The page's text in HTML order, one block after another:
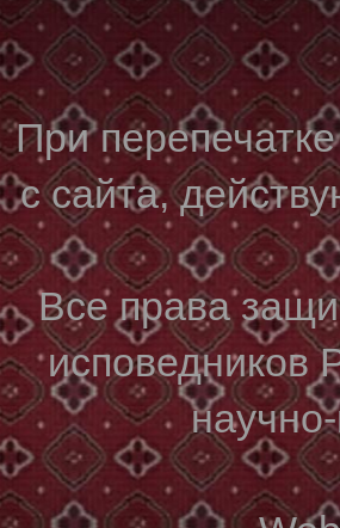
При
с сайта,
Все права
исповедников